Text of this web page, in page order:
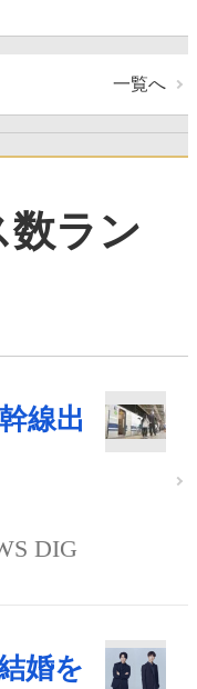
一覧へ
数ラン
線出
DIG
婚を